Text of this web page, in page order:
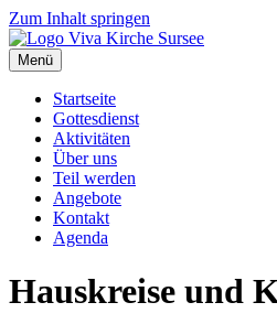
Zum Inhalt springen
Menü
Startseite
Gottesdienst
Aktivitäten
Über uns
Teil werden
Angebote
Kontakt
Agenda
Hauskreise und